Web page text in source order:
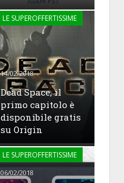
LE SUPEROFFERTISSIME
14/02/2018
Dead Space, il
primo capitolo è
disponibile gratis
su Origin
LE SUPEROFFERTISSIME
06/02/2018